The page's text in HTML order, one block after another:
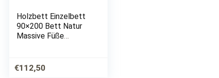
Holzbett Einzelbett
90×200 Bett Natur
Massive Füße
Lattenrost/Rollrost
€112,50